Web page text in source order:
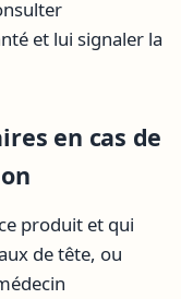
et lui signaler la
en cas de
produit et qui
de tête, ou